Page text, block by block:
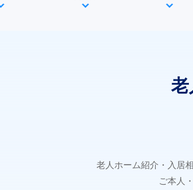
老人ホーム紹介・入居
ご本人